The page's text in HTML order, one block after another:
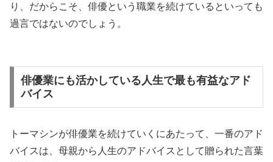
り、だからこそ、俳優という職業を続けているといっても
過言ではないのでしょう。
俳優業にも活かしている人生で最も有益なアド
バイス
トーマシンが俳優業を続けていくにあたって、一番のアド
バイスは、母親から人生のアドバイスとして贈られた言葉